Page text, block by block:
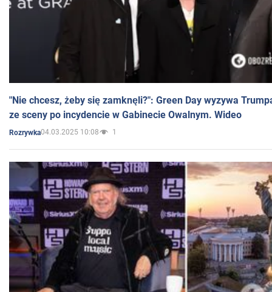
"Nie chcesz, żeby się zamknęli?": Green Day wyzywa
ze sceny po incydencie w Gabinecie Owalnym. Wideo
Rozrywka04.03.2025 10:08 1